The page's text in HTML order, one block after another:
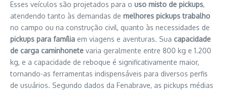
Esses veículos são projetados para o uso misto de pickups,
atendendo tanto às demandas de melhores pickups trabalho
no campo ou na construção civil, quanto às necessidades de
pickups para família em viagens e aventuras. Sua capacidade
de carga caminhonete varia geralmente entre 800 kg e 1.200
kg, e a capacidade de reboque é significativamente maior,
tornando-as ferramentas indispensáveis para diversos perfis
de usuários. Segundo dados da Fenabrave, as pickups médias